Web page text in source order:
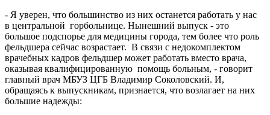
- Я уверен, что большинство из них останется работать у нас
в центральной горбольнице. Нынешний выпуск - это
большое подспорье для медицины города, тем более что роль
фельдшера сейчас возрастает. В связи с недокомплектом
врачебных кадров фельдшер может работать вместо врача,
оказывая квалифицированную помощь больным, - говорит
главный врач МБУЗ ЦГБ Владимир Соколовский. И,
обращаясь к выпускникам, признается, что возлагает на них
большие надежды: